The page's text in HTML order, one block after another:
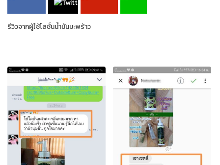
รีวิวจากผู้ใช้โลชั่นน้ำมันมะพร้าว